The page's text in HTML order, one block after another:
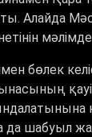
Алайда
бөлек
шабуыл